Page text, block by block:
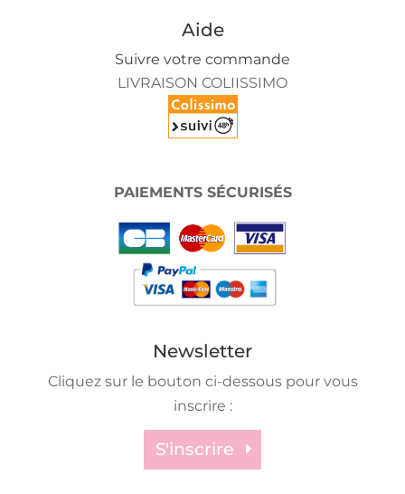
Aide
Suivre votre commande
LIVRAISON COLIISSIMO
PAIEMENTS SÉCURISÉS
Newsletter
Cliquez sur le bouton ci-dessous pour vous
inscrire :
S'inscrire